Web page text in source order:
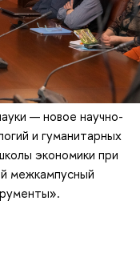
— новое научно-
и гуманитарных
экономики при
межкампусный